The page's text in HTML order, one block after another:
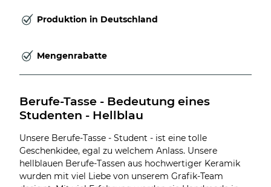
Produktion in Deutschland
Mengenrabatte
Berufe-Tasse - Bedeutung eines
Studenten - Hellblau
Unsere Berufe-Tasse - Student - ist eine tolle
Geschenkidee, egal zu welchem Anlass. Unsere
hellblauen Berufe-Tassen aus hochwertiger Keramik
wurden mit viel Liebe von unserem Grafik-Team